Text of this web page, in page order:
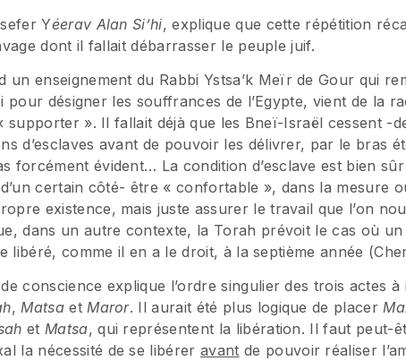
Yéerav Alan Si’hi, explique que cette répétition
dont il fallait débarrasser le peuple juif.
un enseignement du Rabbi Ystsa’k Meïr de Gour qui
pour désigner les souffrances de l’Egypte, vient de la
supporter ». Il fallait déjà que les Bneï-Israël cessent -
d’esclaves avant de pouvoir les délivrer, par le bras
forcément évident… La condition d’esclave est bien
certain côté- être « confortable », dans la mesure
existence, mais juste assurer le travail que l’on
dans un autre contexte, la Torah prévoit le cas où
libéré, comme il en a le droit, à la septième année
conscience explique l’ordre singulier des trois actes
,MatsaetMaror. Il aurait été plus logique de placer
et Matsa, qui représentent la libération. Il faut peut-
la nécessité de se libéreravant de pouvoir réaliser